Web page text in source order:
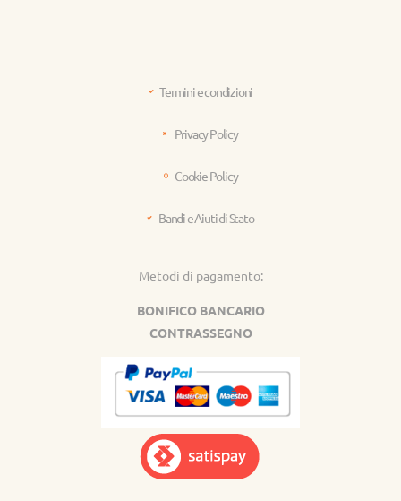
Termini e condizioni
Privacy Policy
Cookie Policy
Bandi e Aiuti di Stato
Metodi di pagamento:
BONIFICO BANCARIO
CONTRASSEGNO